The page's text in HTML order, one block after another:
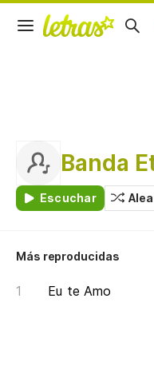
Banda
Escuchar
Más reproducidas
Eu te Amo